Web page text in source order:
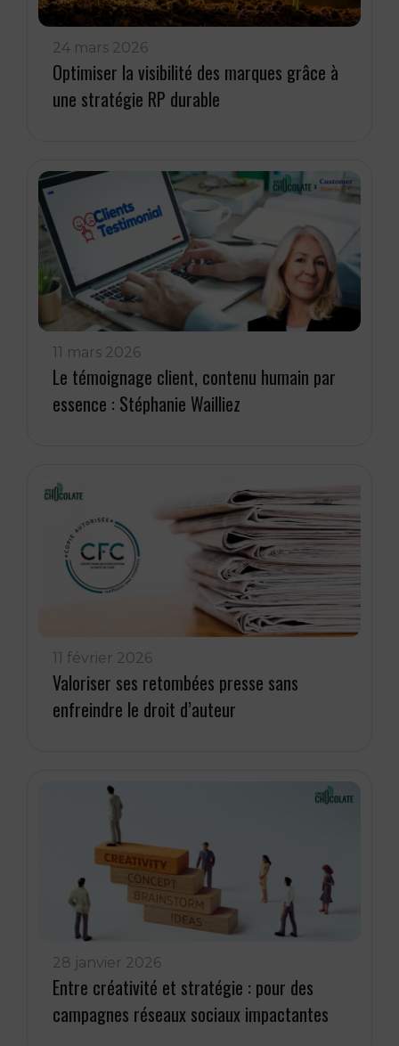
24 mars 2026
Optimiser la visibilité des marques grâce à
une stratégie RP durable
11 mars 2026
Le témoignage client, contenu humain par
essence : Stéphanie Wailliez
11 février 2026
Valoriser ses retombées presse sans
enfreindre le droit d’auteur
28 janvier 2026
Entre créativité et stratégie : pour des
campagnes réseaux sociaux impactantes